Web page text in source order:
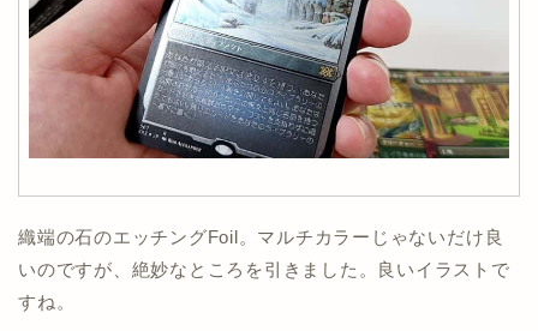
織端の石のエッチングFoil。マルチカラーじゃないだけ良
いのですが、絶妙なところを引きました。良いイラストで
すね。